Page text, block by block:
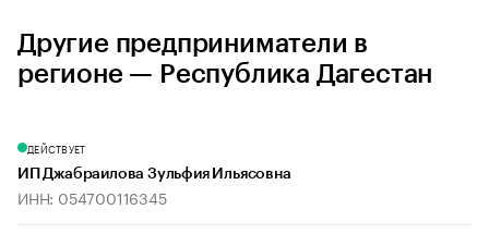
Другие предприниматели в
регионе — Республика Дагестан
ДЕЙСТВУЕТ
ИП Джабраилова Зульфия Ильясовна
ИНН: 054700116345